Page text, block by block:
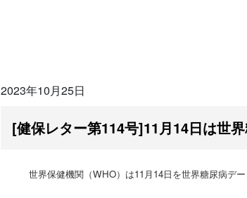
2023年10月25日
[健保レター第114号]11月14日は世
世界保健機関（WHO）は11月14日を世界糖尿病デー